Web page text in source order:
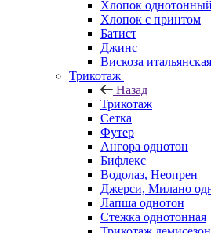
Хлопок однотонный
Хлопок с принтом
Батист
Джинс
Вискоза итальянская
Трикотаж
Назад
Трикотаж
Сетка
Футер
Ангора однотон
Бифлекс
Водолаз, Неопрен
Джерси, Милано
Лапша однотон
Стежка однотонная